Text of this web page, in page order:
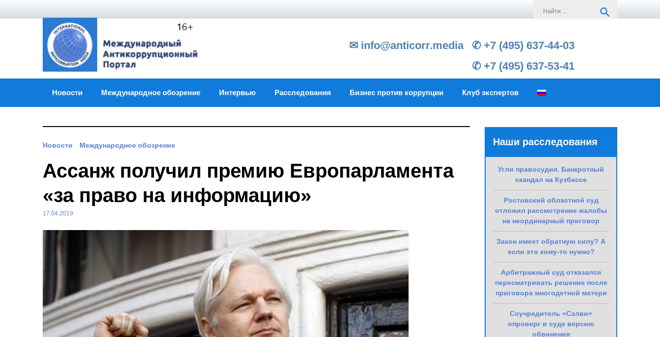
search
✉ info@anticorr.media
✆ +7 (495) 637-44-03
✆ +7 (495) 637-53-41
Новости Международное обозрение Интервью Расследования Бизнес против коррупции Клуб экспертов
Новости Международное обозрение
Ассанж получил премию Европарламента
«за право на информацию»
17.04.2019
Наши расследования
Угли правосудия. Банкротный
скандал на Кузбассе
Ростовский областной суд
отложил рассмотрение жалобы
на неординарный приговор
Закон имеет обратную силу? А
если это кому-то нужно?
Арбитражный суд отказался
пересматривать решение после
приговора многодетной матери
Соучредитель «Сэлви»
опроверг в суде версию
обвинения